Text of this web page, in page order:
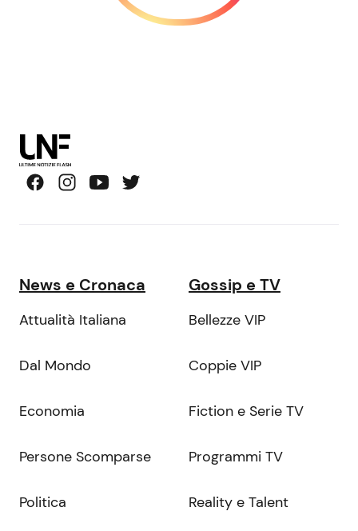
News e Cronaca
Attualità Italiana
Dal Mondo
Economia
Persone Scomparse
Politica
Gossip e TV
Bellezze VIP
Coppie VIP
Fiction e Serie TV
Programmi TV
Reality e Talent